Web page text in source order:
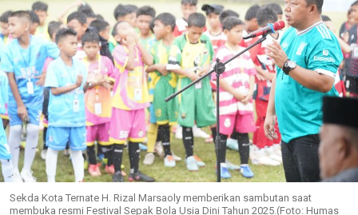
Sekda Kota Ternate H. Rizal Marsaoly memberikan sambutan saat
membuka resmi Festival Sepak Bola Usia Dini Tahun 2025.(Foto: Humas